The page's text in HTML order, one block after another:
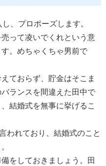
、プロポーズします。
って凌いでくれという意
。めちゃくちゃ男前で
ておらず、貯金はそこま
ランスを間違えた田中で
結婚式を無事に挙げるこ
われており、結婚式のこと
をしておきましょう。田